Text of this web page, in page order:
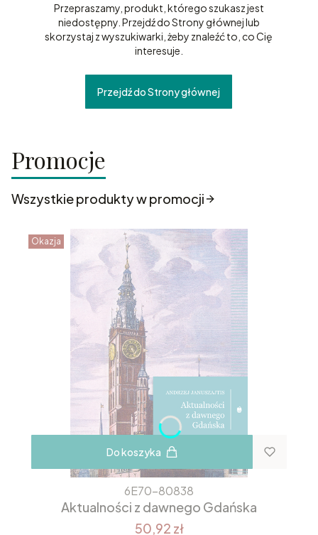
Przepraszamy, produkt, którego szukasz jest
niedostępny. Przejdź do Strony głównej lub
skorzystaj z wyszukiwarki, żeby znaleźć to, co Cię
interesuje.
Przejdź do Strony głównej
Promocje
Wszystkie produkty w promocji
Okazja
Do koszyka
6E70-80838
Aktualności z dawnego Gdańska
50,92 zł